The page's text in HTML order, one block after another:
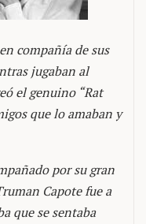
compañía de sus
jugaban al
el genuino “Rat
que lo amaban y
por su gran
Capote fue a
que se sentaba